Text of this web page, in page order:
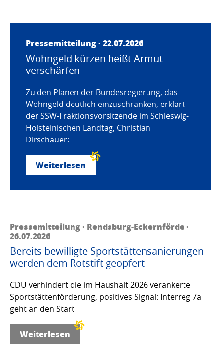
Pressemitteilung · 22.07.2026
Wohngeld kürzen heißt Armut
verschärfen
Zu den Plänen der Bundesregierung, das
Wohngeld deutlich einzuschränken, erklärt
der SSW-Fraktionsvorsitzende im Schleswig-
Holsteinischen Landtag, Christian
Dirschauer:
Weiterlesen
Pressemitteilung · Rendsburg-Eckernförde ·
26.07.2026
Bereits bewilligte Sportstättensanierungen
werden dem Rotstift geopfert
CDU verhindert die im Haushalt 2026 verankerte
Sportstättenförderung, positives Signal: Interreg 7a
geht an den Start
Weiterlesen